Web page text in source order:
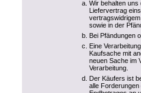
Wir behalten
Liefervertrag
sowie in der
Bei Pfändungen
Eine
Kaufsache mit
neuen Sache im
Verarbeitung.
Der Käufers ist
alle